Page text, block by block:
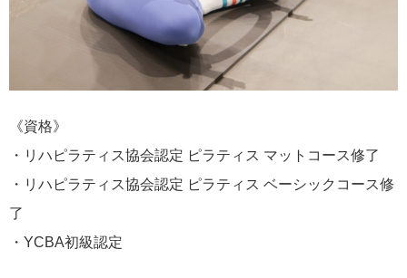
《資格》
・リハピラティス協会認定 ピラティス マットコース修了
・リハピラティス協会認定 ピラティス ベーシックコース修
了
・YCBA初級認定